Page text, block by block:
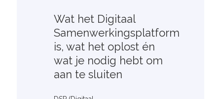
Wat het Digitaal
Samenwerkingsplatform
is, wat het oplost én
wat je nodig hebt om
aan te sluiten